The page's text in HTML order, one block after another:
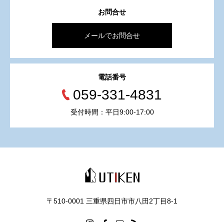
お問合せ
メールでお問合せ
電話番号
059-331-4831
受付時間：平日9:00-17:00
〒510-0001 三重県四日市市八田2丁目8‐1